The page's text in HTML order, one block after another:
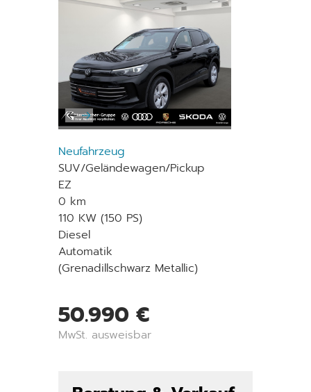
Neufahrzeug
SUV/Geländewagen/Pickup
EZ
0 km
110 KW (150 PS)
Diesel
Automatik
(Grenadillschwarz Metallic)
50.990 €
MwSt. ausweisbar